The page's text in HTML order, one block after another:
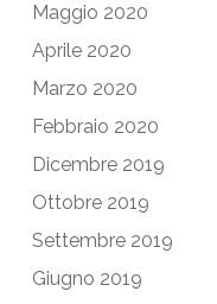
Maggio 2020
Aprile 2020
Marzo 2020
Febbraio 2020
Dicembre 2019
Ottobre 2019
Settembre 2019
Giugno 2019